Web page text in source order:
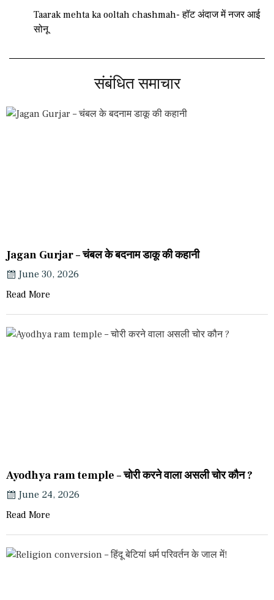
Taarak mehta ka ooltah chashmah- हॉट अंदाज में नजर आई
सोनू
संबंधित समाचार
Jagan Gurjar – चंबल के बदनाम डाकू की कहानी
June 30, 2026
Read More
Ayodhya ram temple – चोरी करने वाला असली चोर कौन ?
June 24, 2026
Read More